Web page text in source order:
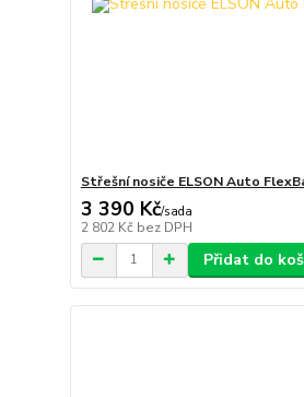
Střešní nosiče ELSON Auto
3 390 Kč/sada
2 802 Kč bez DPH
Přidat do